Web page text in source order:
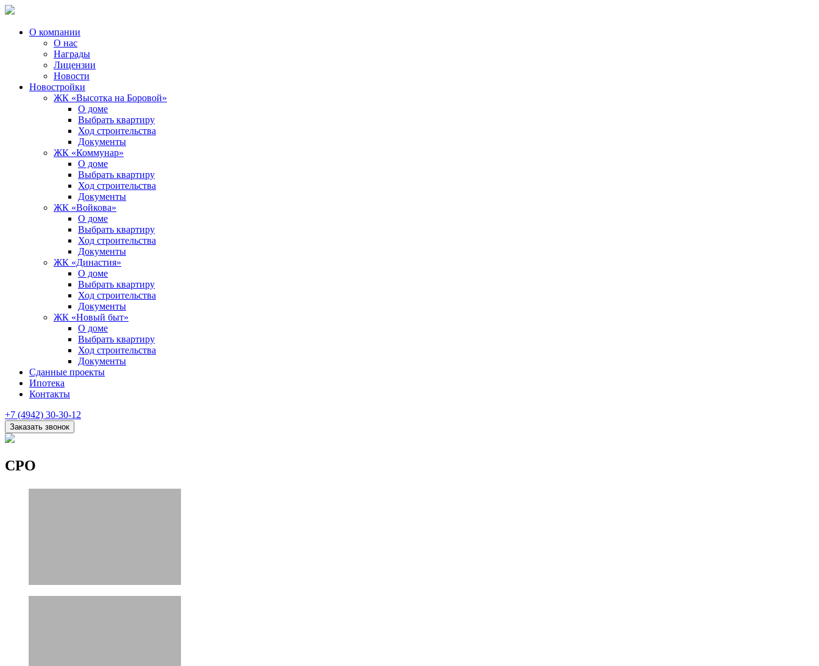
О компании
О нас
Награды
Лицензии
Новости
Новостройки
ЖК «Высотка на Боровой»
О доме
Выбрать квартиру
Ход строительства
Документы
ЖК «Коммунар»
О доме
Выбрать квартиру
Ход строительства
Документы
ЖК «Войкова»
О доме
Выбрать квартиру
Ход строительства
Документы
ЖК «Династия»
О доме
Выбрать квартиру
Ход строительства
Документы
ЖК «Новый быт»
О доме
Выбрать квартиру
Ход строительства
Документы
Сданные проекты
Ипотека
Контакты
+7 (4942) 30-30-12
CРО